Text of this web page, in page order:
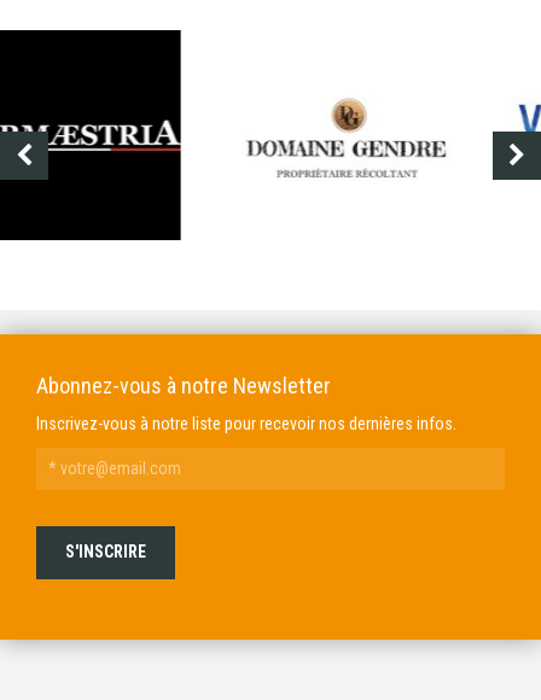
Abonnez-vous à notre Newsletter
Inscrivez-vous à notre liste pour recevoir nos dernières infos.